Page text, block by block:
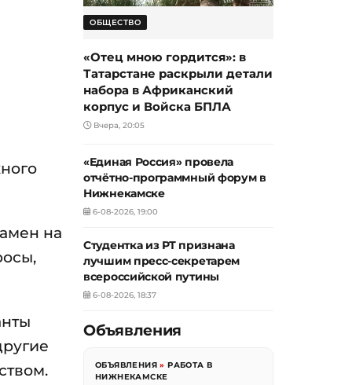
на
ОБЩЕСТВО
«Отец мною гордится»: в
Татарстане раскрыли детали
набора в Африканский
корпус и Войска БПЛА
Вчера, 20:05
«Единая Россия» провела
отчётно-программный форум в
Нижнекамске
6-08-2026, 19:00
Студентка из РТ признана
лучшим пресс-секретарем
всероссийской путины
6-08-2026, 18:37
Объявления
ОБЪЯВЛЕНИЯ »РАБОТА В
НИЖНЕКАМСКЕ